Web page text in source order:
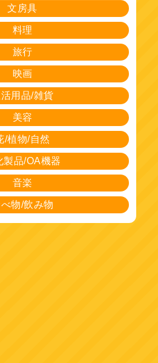
文房具
料理
旅行
映画
用品/雑貨
美容
/植物/自然
製品/OA機器
音楽
物/飲み物